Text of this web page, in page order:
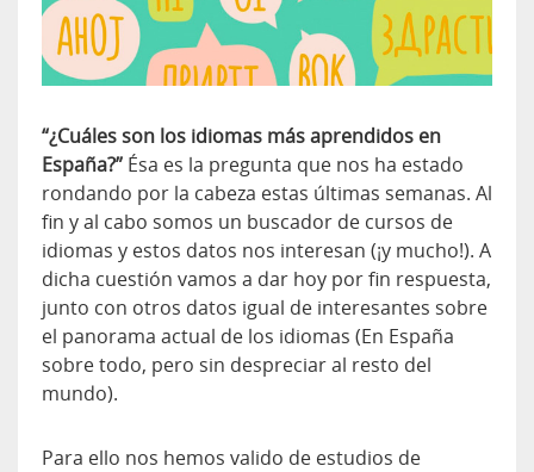
“¿Cuáles son los idiomas más aprendidos en
España?” Ésa es la pregunta que nos ha estado
rondando por la cabeza estas últimas semanas. Al
fin y al cabo somos un buscador de cursos de
idiomas y estos datos nos interesan (¡y mucho!). A
dicha cuestión vamos a dar hoy por fin respuesta,
junto con otros datos igual de interesantes sobre
el panorama actual de los idiomas (En España
sobre todo, pero sin despreciar al resto del
mundo).
Para ello nos hemos valido de estudios de